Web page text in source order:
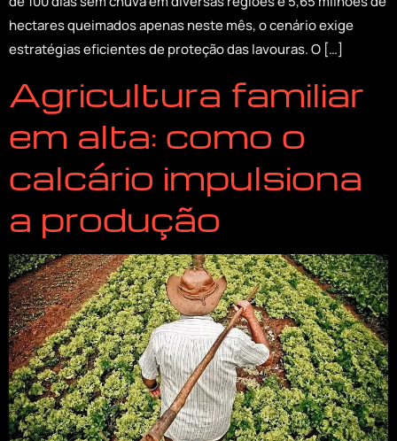
hectares queimados apenas neste mês, o cenário exige
estratégias eficientes de proteção das lavouras. O […]
Agricultura familiar
em alta: como o
calcário impulsiona
a produção